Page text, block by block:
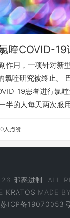
喹COVID-19
作用，一项针对新
氯喹研究被终止。
19患者进行氯
半的人每天两次服
人点赞
邪恶进制 . ALL
KRATOS MADE BY
苏ICP备19070053